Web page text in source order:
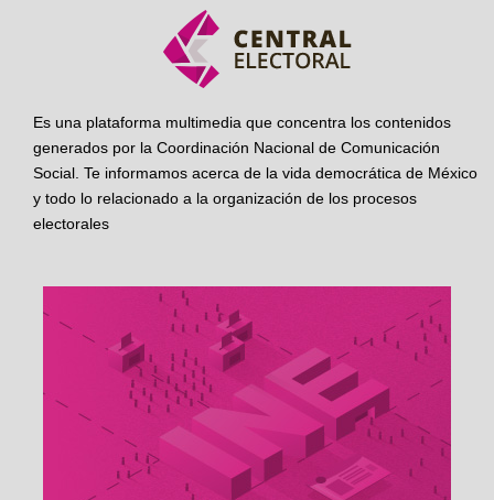
Es una plataforma multimedia que concentra los contenidos
generados por la Coordinación Nacional de Comunicación
Social. Te informamos acerca de la vida democrática de México
y todo lo relacionado a la organización de los procesos
electorales